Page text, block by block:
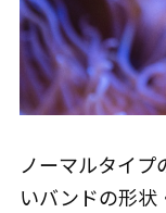
ノーマルタイプ
いバンドの形状